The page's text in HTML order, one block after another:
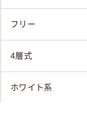
フリー
4層式
ホワイト系